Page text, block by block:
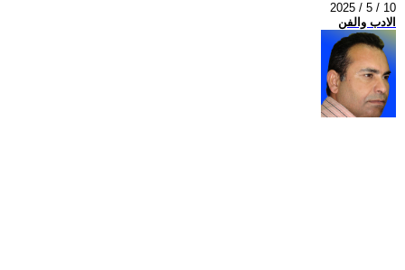
2025 / 5 / 10
الادب والفن